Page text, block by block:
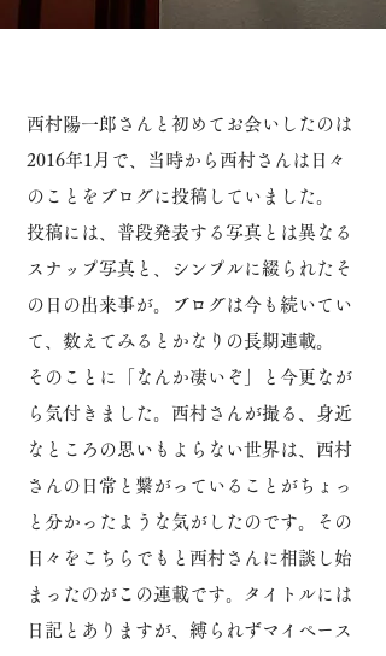
西村陽一郎さんと初めてお会いしたのは
2016年1月で、当時から西村さんは日々
のことをブログに投稿していました。
投稿には、普段発表する写真とは異なる
スナップ写真と、シンプルに綴られたそ
の日の出来事が。
ブログは今も続いてい
て、数えてみるとかなりの長期連載。
そのことに「なんか凄いぞ」と今更なが
ら気付きました。 西村さんが撮る、身近
なところの思いもよらない世界は、西村
さんの日常と繋がっていることがちょっ
と分かったような気がしたのです。
その
日々をこちらでもと西村さんに相談し始
まったのがこの連載です。
タイトルには
日記とありますが、縛られずマイペース